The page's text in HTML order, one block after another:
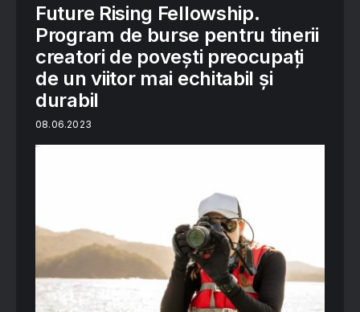
Future Rising Fellowship.
Program de burse pentru tinerii
creatori de povești preocupați
de un viitor mai echitabil și
durabil
08.06.2023